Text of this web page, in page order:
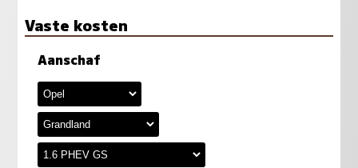
Vaste kosten
Aanschaf